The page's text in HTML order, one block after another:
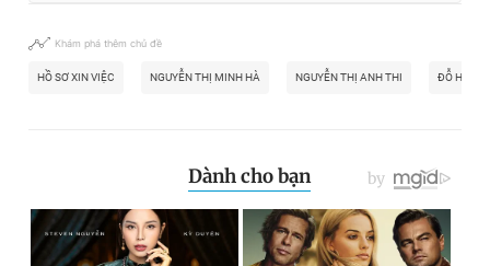
Khám phá thêm chủ đề
HỒ SƠ XIN VIỆC NGUYỄN THỊ MINH HÀ NGUYỄN THỊ ANH THI ĐỖ